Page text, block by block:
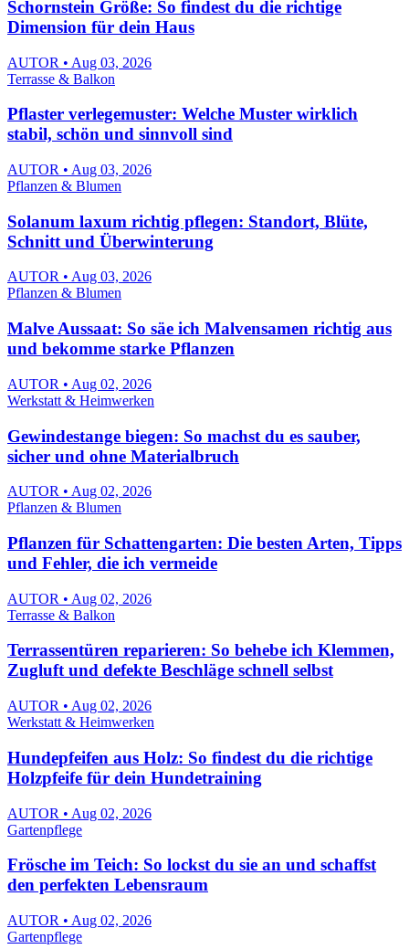
Schornstein Größe: So findest du die richtige
Dimension für dein Haus
AUTOR • Aug 03, 2026
Terrasse & Balkon
Pflaster verlegemuster: Welche Muster wirklich
stabil, schön und sinnvoll sind
AUTOR • Aug 03, 2026
Pflanzen & Blumen
Solanum laxum richtig pflegen: Standort, Blüte,
Schnitt und Überwinterung
AUTOR • Aug 03, 2026
Pflanzen & Blumen
Malve Aussaat: So säe ich Malvensamen richtig aus
und bekomme starke Pflanzen
AUTOR • Aug 02, 2026
Werkstatt & Heimwerken
Gewindestange biegen: So machst du es sauber,
sicher und ohne Materialbruch
AUTOR • Aug 02, 2026
Pflanzen & Blumen
Pflanzen für Schattengarten: Die besten Arten, Tipps
und Fehler, die ich vermeide
AUTOR • Aug 02, 2026
Terrasse & Balkon
Terrassentüren reparieren: So behebe ich Klemmen,
Zugluft und defekte Beschläge schnell selbst
AUTOR • Aug 02, 2026
Werkstatt & Heimwerken
Hundepfeifen aus Holz: So findest du die richtige
Holzpfeife für dein Hundetraining
AUTOR • Aug 02, 2026
Gartenpflege
Frösche im Teich: So lockst du sie an und schaffst
den perfekten Lebensraum
AUTOR • Aug 02, 2026
Gartenpflege